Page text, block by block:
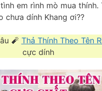
em rình mò mua thính.
chưa dính Khang ơi??
🧨️ Thả Thính Theo Tên
cực dính